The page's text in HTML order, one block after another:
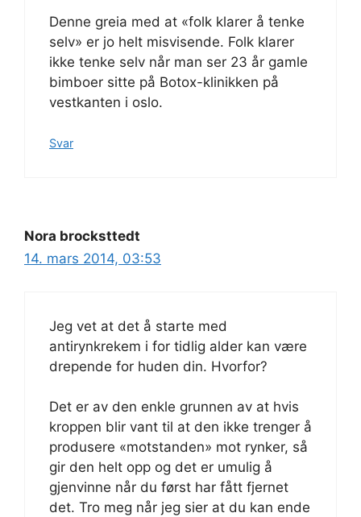
Denne greia med at «folk klarer å tenke
selv» er jo helt misvisende. Folk klarer
ikke tenke selv når man ser 23 år gamle
bimboer sitte på Botox-klinikken på
vestkanten i oslo.
Svar
Nora brocksttedt
14. mars 2014, 03:53
Jeg vet at det å starte med
antirynkrekem i for tidlig alder kan være
drepende for huden din. Hvorfor?
Det er av den enkle grunnen av at hvis
kroppen blir vant til at den ikke trenger å
produsere «motstanden» mot rynker, så
gir den helt opp og det er umulig å
gjenvinne når du først har fått fjernet
det. Tro meg når jeg sier at du kan ende